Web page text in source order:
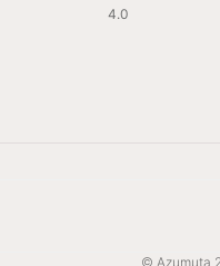
4.0
© Azumuta